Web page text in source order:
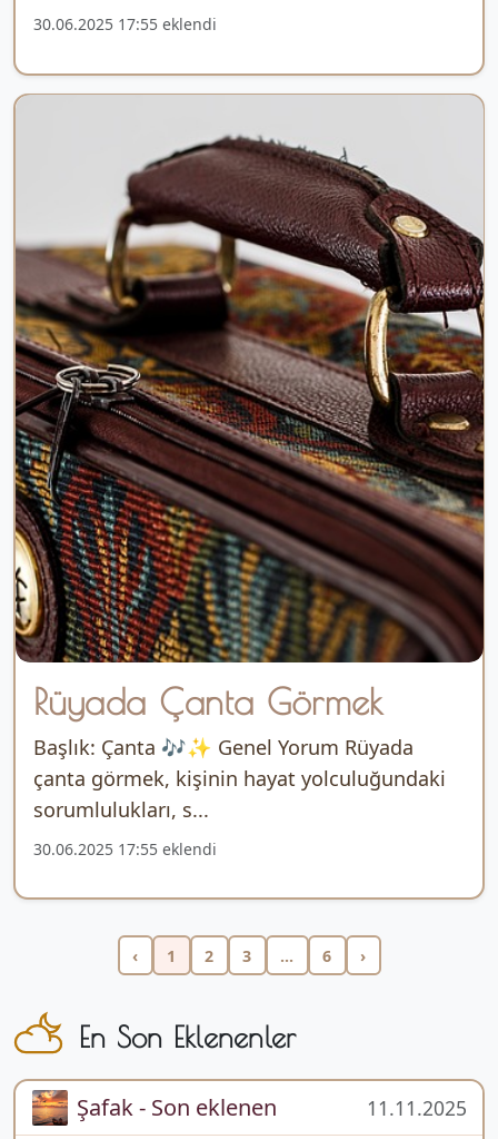
30.06.2025 17:55 eklendi
Rüyada Çanta Görmek
Başlık: Çanta 🎶✨ Genel Yorum Rüyada
çanta görmek, kişinin hayat yolculuğundaki
sorumlulukları, s...
30.06.2025 17:55 eklendi
‹ 1 2 3 ... 6 ›
En Son Eklenenler
Şafak - Son eklenen 11.11.2025